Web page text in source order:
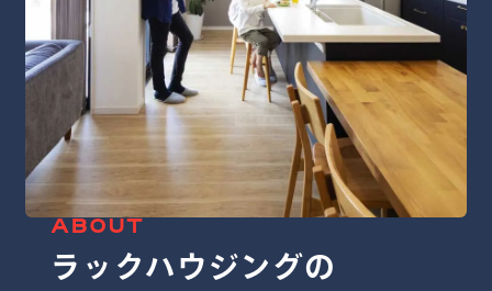
ABOUT
ラックハウジングの